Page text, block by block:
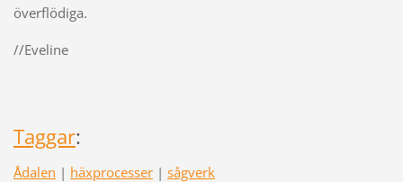
överflödiga.
//Eveline
Taggar:
Ådalen | häxprocesser | sågverk